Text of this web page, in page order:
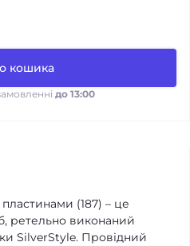
кошика
до 13:00
(187) – це
ретельно виконаний
SilverStyle. Провідний